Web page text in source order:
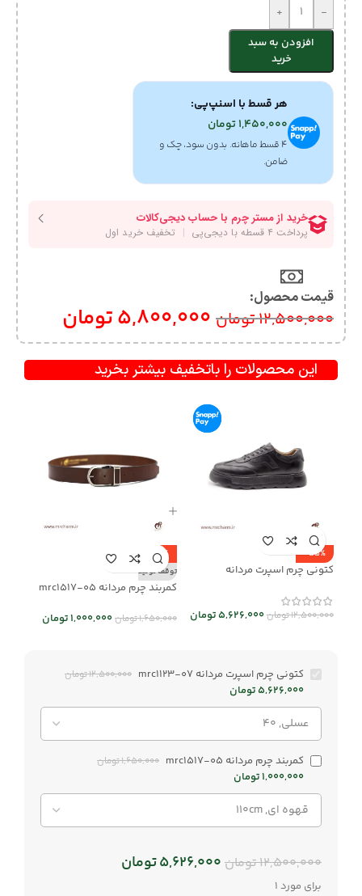
-
+
افزودن به سبد
خرید
هر قسط با اسنپ‌پی:
1,450,000تومان
۴ قسط ماهانه. بدون سود، چک و
ضامن.
قیمت محصول:​
12,500,000تومان 5,800,000تومان
این محصولات را باتخفیف بیشتر بخرید
-55%
کتونی چرم اسپرت مردانه
12,500,000تومان5,626,000تومان
-39%
توقف تولید
کمربند چرم مردانه mrc1517-05
1,650,000تومان1,000,000تومان
کتونی چرم اسپرت مردانه mrc1123-07 12,500,000تومان
5,626,000تومان
کمربند چرم مردانه mrc1517-05 1,650,000تومان
1,000,000تومان
12,500,000تومان 5,626,000تومان
برای مورد 1